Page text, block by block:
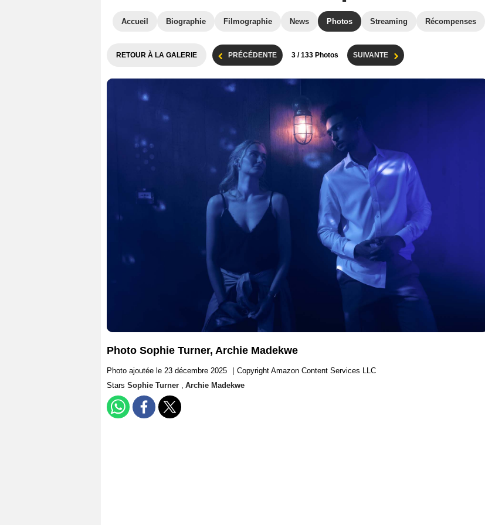
Accueil Biographie Filmographie News Photos Streaming Récompenses
RETOUR À LA GALERIE PRÉCÉDENTE 3 / 133 Photos SUIVANTE
Photo Sophie Turner, Archie Madekwe
Photo ajoutée le 23 décembre 2025
Copyright Amazon Content Services LLC
Stars Sophie Turner , Archie Madekwe